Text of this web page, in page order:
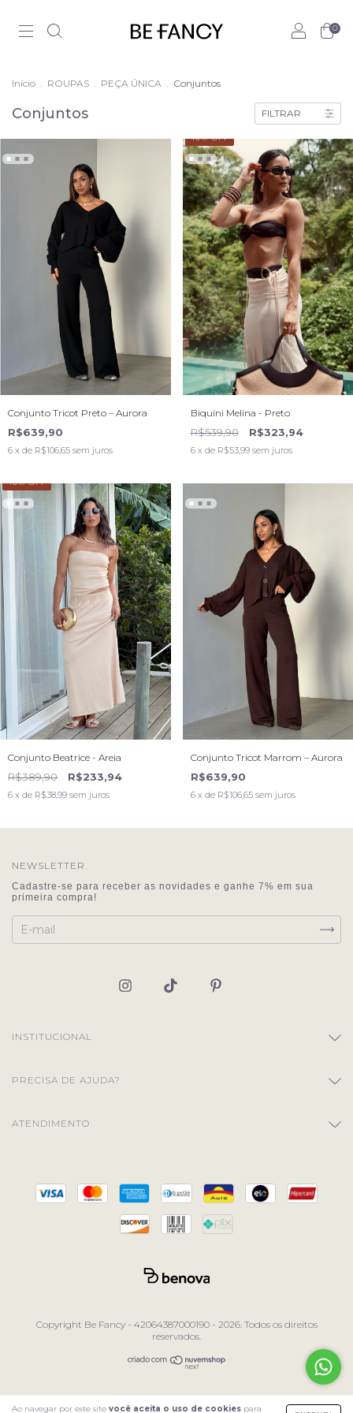
0
Ao navegar por este site você aceita o uso de cookies para
Início . ROUPAS . PEÇA ÚNICA . Conjuntos
Conjuntos FILTRAR
Conjunto Tricot Preto – Aurora
R$639,90
6 x de R$106,65 sem juros
40% OFF
Biquíni Melina - Preto
R$539,90 R$323,94
6 x de R$53,99 sem juros
40% OFF
Conjunto Beatrice - Areia
R$389,90 R$233,94
6 x de R$38,99 sem juros
Conjunto Tricot Marrom – Aurora
R$639,90
6 x de R$106,65 sem juros
NEWSLETTER
INSTITUCIONAL
PRECISA DE AJUDA?
ATENDIMENTO
Copyright Be Fancy - 42064387000190 - 2026. Todos os direitos
reservados.